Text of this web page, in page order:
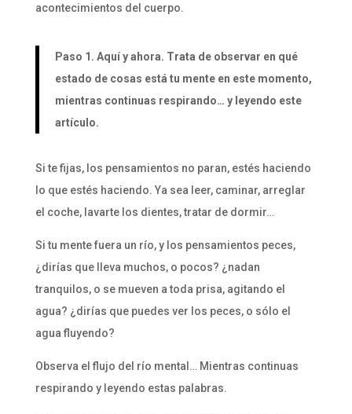
acontecimientos del cuerpo.
Paso 1. Aquí y ahora. Trata de observar en qué
estado de cosas está tu mente en este momento,
mientras continuas respirando… y leyendo este
artículo.
Si te fijas, los pensamientos no paran, estés haciendo
lo que estés haciendo. Ya sea leer, caminar, arreglar
el coche, lavarte los dientes, tratar de dormir…
Si tu mente fuera un río, y los pensamientos peces,
¿dirías que lleva muchos, o pocos? ¿nadan
tranquilos, o se mueven a toda prisa, agitando el
agua? ¿dirías que puedes ver los peces, o sólo el
agua fluyendo?
Observa el flujo del río mental… Mientras continuas
respirando y leyendo estas palabras.